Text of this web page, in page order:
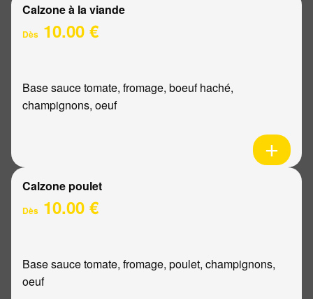
Calzone à la viande
Dès 10.00 €
Base sauce tomate, fromage, boeuf haché,
champignons, oeuf
Calzone poulet
Dès 10.00 €
Base sauce tomate, fromage, poulet, champignons,
oeuf